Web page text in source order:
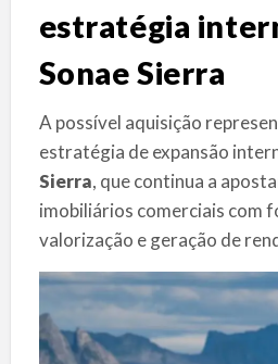
estratégia
Sonae Sierra
A possível aquisição
estratégia de expansão
Sierra, que continua a
imobiliários comerciais com
valorização e geração de